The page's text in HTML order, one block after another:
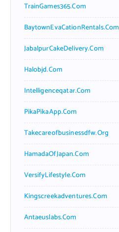
TrainGames365.com
BaytownEvaCationRentals.com
JabalpurCakeDelivery.com
Halobjd.com
Intelligenceqatar.com
PikaPikaApp.com
Takecareofbusinessdfw.org
HamadaOfJapan.com
VersifyLifestyle.com
Kingscreekadventures.com
Antaeuslabs.com